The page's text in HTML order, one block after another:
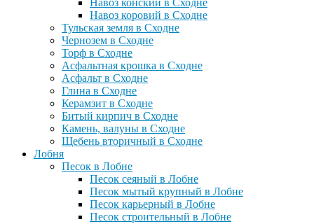
Навоз коровий в Сходне
Тульская земля в Сходне
Чернозем в Сходне
Торф в Сходне
Асфальтная крошка в Сходне
Асфальт в Сходне
Глина в Сходне
Керамзит в Сходне
Битый кирпич в Сходне
Камень, валуны в Сходне
Щебень вторичный в Сходне
Лобня
Песок в Лобне
Песок сеяный в Лобне
Песок мытый крупный в Лобне
Песок карьерный в Лобне
Песок строительный в Лобне